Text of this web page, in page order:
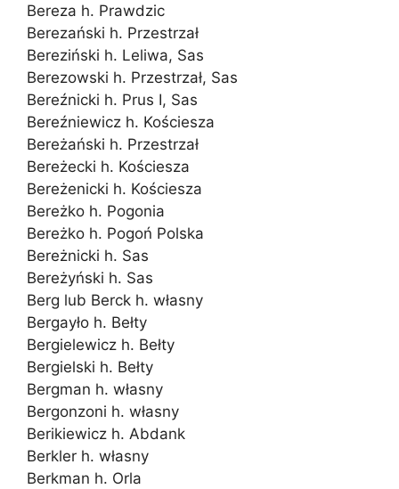
Bereza h. Prawdzic
Berezański h. Przestrzał
Bereziński h. Leliwa, Sas
Berezowski h. Przestrzał, Sas
Bereźnicki h. Prus I, Sas
Bereźniewicz h. Kościesza
Bereżański h. Przestrzał
Bereżecki h. Kościesza
Bereżenicki h. Kościesza
Bereżko h. Pogonia
Bereżko h. Pogoń Polska
Bereżnicki h. Sas
Bereżyński h. Sas
Berg lub Berck h. własny
Bergayło h. Bełty
Bergielewicz h. Bełty
Bergielski h. Bełty
Bergman h. własny
Bergonzoni h. własny
Berikiewicz h. Abdank
Berkler h. własny
Berkman h. Orla